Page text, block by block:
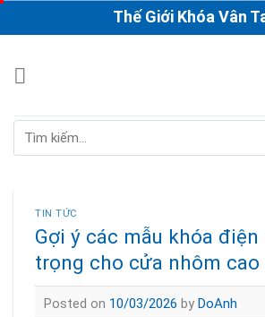
to
Thế Giới Khóa Vân Tay -
Tìm
TIN TỨC
Gợi ý các mẫu khóa điện
trọng cho cửa nhôm cao
Posted on 10/03/2026 by DoAnh